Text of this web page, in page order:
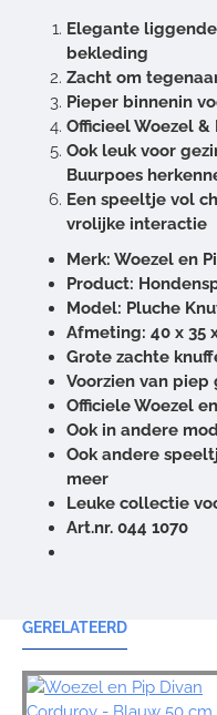
Elegante
bekleding
Zacht om
Pieper binnenin
Officieel Woezel
Ook leuk voor
Buurpoes
Een speeltje vol
vrolijke interactie
Merk: Woezel en
Product:
Model: Pluche
Afmeting: 40 x 35
Grote zachte
Voorzien van piep
Officiele Woezel
Ook in andere
Ook andere
meer
Leuke collectie
Art.nr. 044 1070
GERELATEERD